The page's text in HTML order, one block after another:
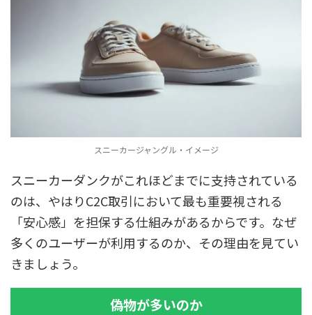
スニーカージャングル・イメージ
スニーカーダンクがこれほどまでに支持されている
のは、やはりC2C取引において最も重要視される
「安心感」を担保する仕組みがあるからです。なぜ
多くのユーザーが利用するのか、その理由を見てい
きましょう。
偽物が多いのか